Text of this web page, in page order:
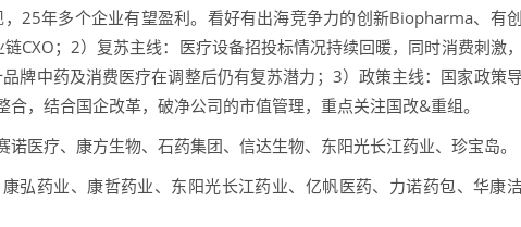
25年多个企业有望盈利。看好有出海竞争力的创新Biopharma、有
CXO；2）复苏主线：医疗设备招投标情况持续回暖，同时消费刺激
牌中药及消费医疗在调整后仍有复苏潜力；3）政策主线：国家政策
，结合国企改革，破净公司的市值管理，重点关注国改&重组。
医疗、康方生物、石药集团、信达生物、东阳光长江药业、珍宝岛。
弘药业、康哲药业、东阳光长江药业、亿帆医药、力诺药包、华康